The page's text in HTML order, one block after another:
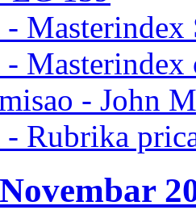
Masterindex
Masterindex
- John
- Rubrika
Novembar